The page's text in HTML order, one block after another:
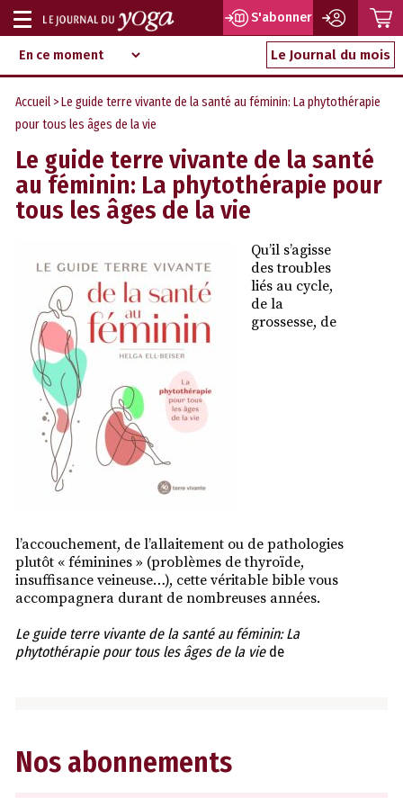
Aller
au
contenu
d‘information
indépendant
Afficher
ou
masquer
la
navigation
S'abonner
Le Journal du mois
Accueil > Le guide terre vivante de la santé au féminin: La phytothérapie
pour tous les âges de la vie
Le guide terre vivante de la santé
au féminin: La phytothérapie pour
tous les âges de la vie
Qu’il s’agisse
des troubles
liés au cycle,
de la
grossesse, de
l’accouchement, de l’allaitement ou de pathologies
plutôt « féminines » (problèmes de thyroïde,
insuffisance veineuse…), cette véritable bible vous
accompagnera durant de nombreuses années.
Le guide terre vivante de la santé au féminin: La
phytothérapie pour tous les âges de la viede
Nos abonnements